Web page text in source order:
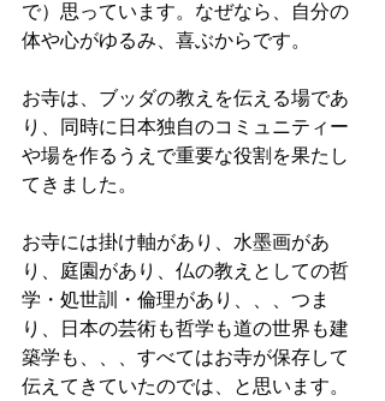
で）思っています。なぜなら、自分の
体や心がゆるみ、喜ぶからです。
お寺は、ブッダの教えを伝える場であ
り、同時に日本独自のコミュニティー
や場を作るうえで重要な役割を果たし
てきました。
お寺には掛け軸があり、水墨画があ
り、庭園があり、仏の教えとしての哲
学・処世訓・倫理があり、、、つま
り、日本の芸術も哲学も道の世界も建
築学も、、、すべてはお寺が保存して
伝えてきていたのでは、と思います。